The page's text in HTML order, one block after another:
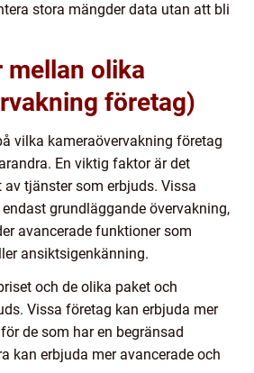
stora mängder data utan att bli
mellan olika
företag)
vilka kameraövervakning företag
En viktig faktor är det
tjänster som erbjuds. Vissa
grundläggande övervakning,
avancerade funktioner som
ansiktsigenkänning.
och de olika paket och
Vissa företag kan erbjuda mer
de som har en begränsad
kan erbjuda mer avancerade och